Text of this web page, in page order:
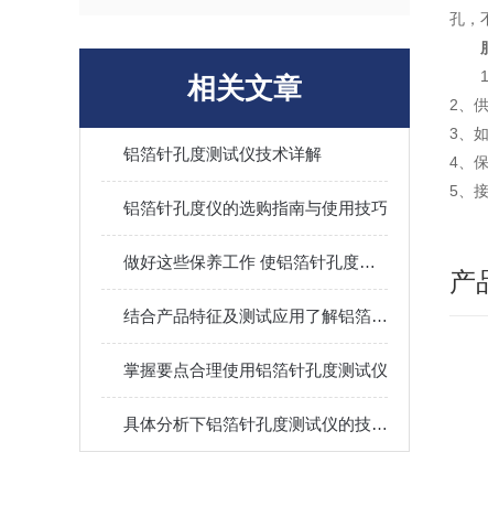
相关文章
铝箔针孔度测试仪技术详解
铝箔针孔度仪的选购指南与使用技巧
做好这些保养工作 使铝箔针孔度测试仪发挥更大作用
结合产品特征及测试应用了解铝箔针孔度测试仪
掌握要点合理使用铝箔针孔度测试仪
具体分析下铝箔针孔度测试仪的技术原理
孔，
2、
3、
4、
5、
产